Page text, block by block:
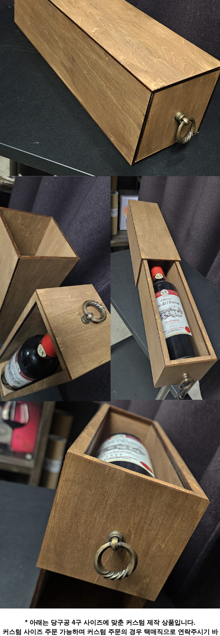
* 아래는 당구공 4구 사이즈에 맞춘 커스텀 제작 상품입니다.
커스텀 사이즈 주문 가능하며 커스텀 주문의 경우 택매직으로 연락주시기 바